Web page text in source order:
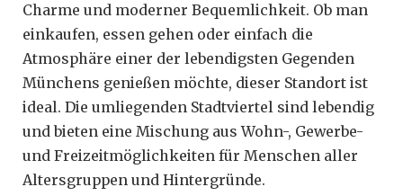
Charme und moderner Bequemlichkeit. Ob man
einkaufen, essen gehen oder einfach die
Atmosphäre einer der lebendigsten Gegenden
Münchens genießen möchte, dieser Standort ist
ideal. Die umliegenden Stadtviertel sind lebendig
und bieten eine Mischung aus Wohn-, Gewerbe-
und Freizeitmöglichkeiten für Menschen aller
Altersgruppen und Hintergründe.